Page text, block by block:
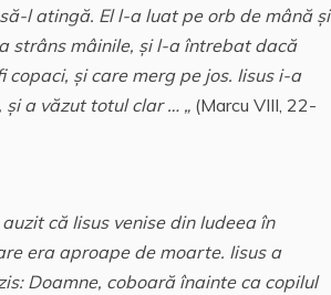
l atingă. El l-a luat pe orb de mână şi
strâns mâinile, şi l-a întrebat dacă
şi care merg pe jos. Iisus i-a
a văzut totul clar … „ (Marcu VIII, 22-
că Iisus venise din Iudeea în
era aproape de moarte. Iisus a
Doamne, coboară înainte ca copilul